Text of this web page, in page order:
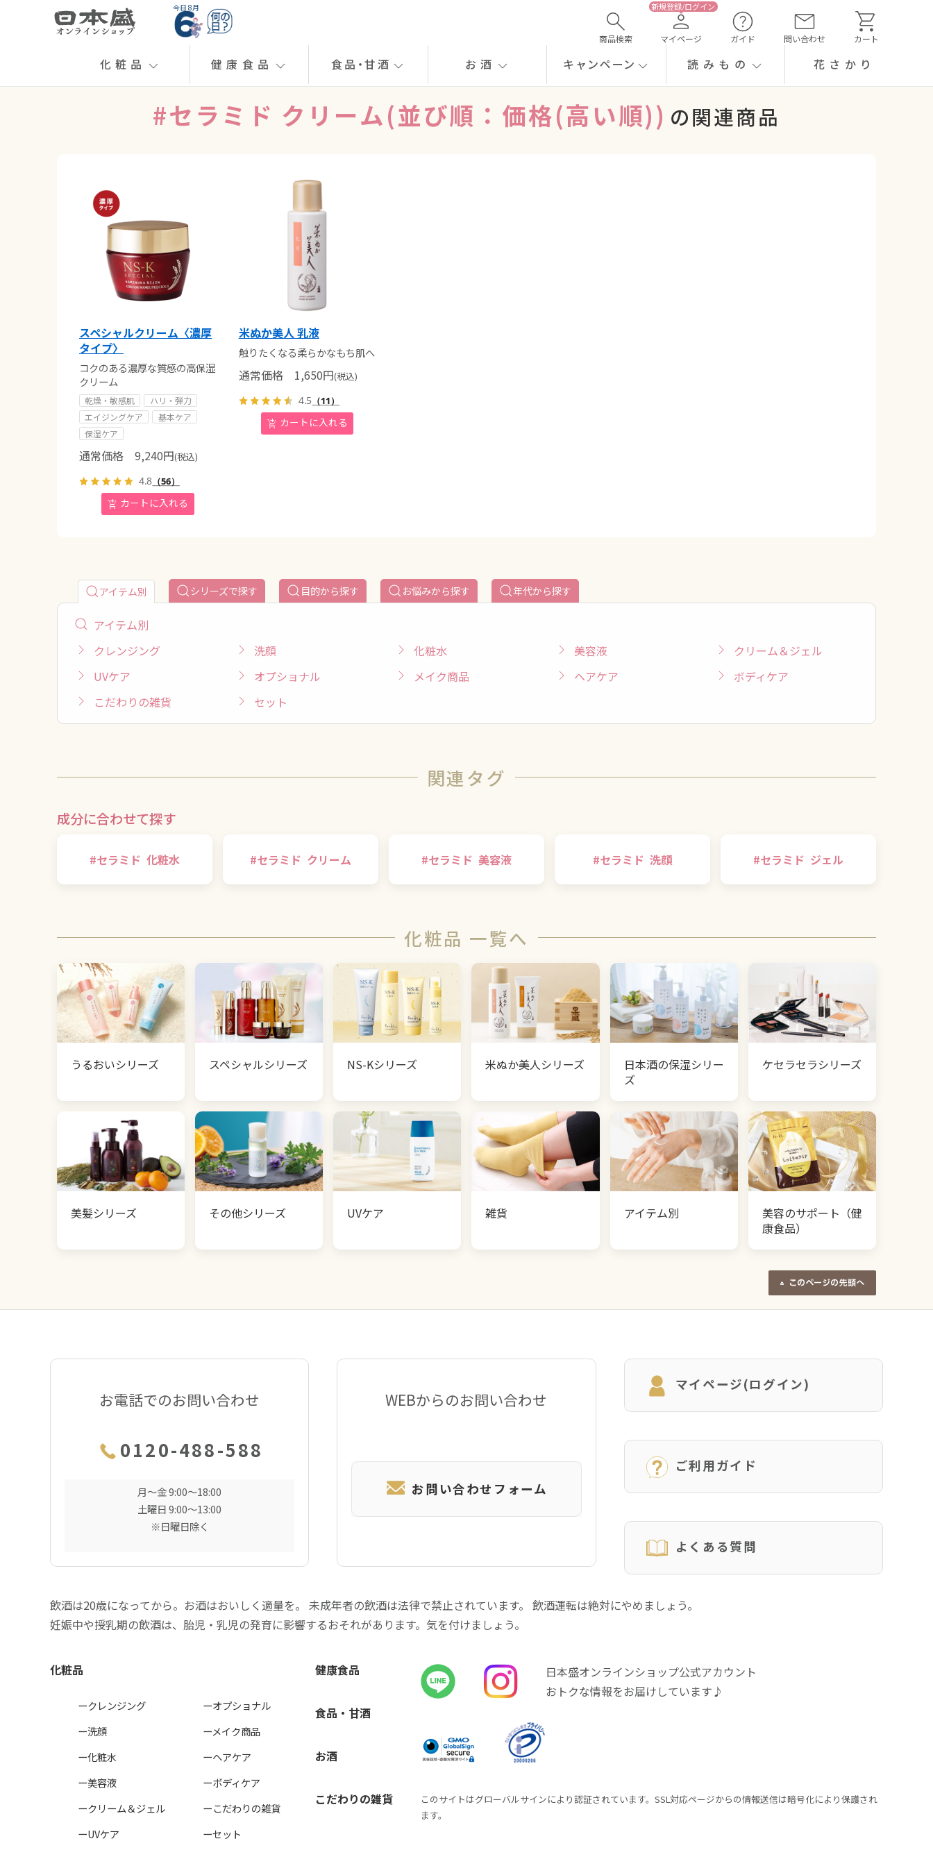
今日 8月
商品検索 マイページ ガイド 問い合わせ カート
化粧品 健康食品 食品・甘酒 お酒 キャンペーン 読みもの 花さかり
#セラミド クリーム(並び順：価格(高い順)) の関連商品
スペシャルクリーム〈濃厚
タイプ〉
コクのある濃厚な質感の高保湿
クリーム
乾燥・敏感肌
ハリ・弾力
エイジングケア
基本ケア
保湿ケア
通常価格 9,240円(税込)
4.8 （56）
米ぬか美人 乳液
触りたくなる柔らかなもち肌へ
通常価格1,650円(税込)
4.5 （11）
アイテム別 シリーズで探す 目的から探す お悩みから探す 年代から探す
アイテム別
クレンジング
洗顔 化粧水 美容液
クリーム＆ジェル
UVケア
オプショナル メイク商品 ヘアケア
ボディケア
こだわりの雑貨
セット
関連タグ
成分に合わせて探す
#セラミド 化粧水 #セラミド クリーム #セラミド 美容液 #セラミド 洗顔 #セラミド ジェル
化粧品 一覧へ
うるおいシリーズ スペシャルシリーズ NS-Kシリーズ 米ぬか美人シリーズ
日本酒の保湿シリー
ズ
ケセラセラシリーズ
美髪シリーズ その他シリーズ UVケア 雑貨 アイテム別
美容のサポート（健
康食品）
お電話でのお問い合わせ
0120-488-588
月〜金 9:00〜18:00
土曜日 9:00〜13:00
※日曜日除く
WEBからのお問い合わせ
お問い合わせフォーム
マイページ(ログイン)
ご利用ガイド
よくある質問
飲酒は20歳になってから。お酒はおいしく適量を。 未成年者の飲酒は法律で禁止されています。 飲酒運転は絶対にやめましょう。
妊娠中や授乳期の飲酒は、胎児・乳児の発育に影響するおそれがあります。気を付けましょう。
化粧品
ークレンジング
ー洗顔
ー化粧水
ー美容液
ークリーム＆ジェル
ーUVケア
ーオプショナル
ーメイク商品
ーヘアケア
ーボディケア
ーこだわりの雑貨
ーセット
健康食品
食品・甘酒
お酒
こだわりの雑貨
日本盛オンラインショップ公式アカウント
おトクな情報をお届けしています♪
このサイトはグローバルサインにより認証されています。SSL対応ページからの情報送信は暗号化により保護され
ます。